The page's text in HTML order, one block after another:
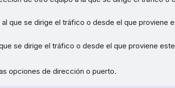
al que se dirige el tráfico o desde el que proviene
se dirige el tráfico o desde el que proviene
opciones de dirección o puerto.